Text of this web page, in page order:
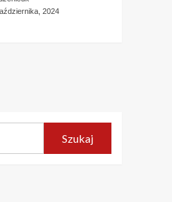
damskie – luksusowy
– Czy to portal
2024
Szukaj